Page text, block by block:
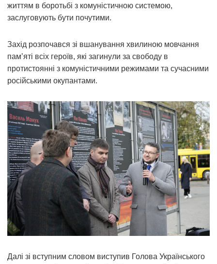
життям в боротьбі з комуністичною системою,
заслуговують бути почутими.
Захід розпочався зі вшанування хвилиною мовчання
пам’яті всіх героїв, які загинули за свободу в
протистоянні з комуністичними режимами та сучасними
російськими окупантами.
Далі зі вступним словом виступив Голова Українського